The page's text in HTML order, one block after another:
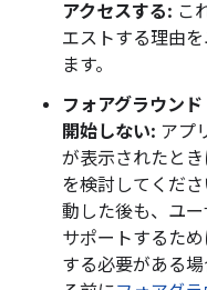
アクセスする: こ
エストする理由
ます。
フォアグラウン
開始しない: アプ
が表示されたと
を検討してくだ
動した後も、ユ
サポートするた
する必要がある